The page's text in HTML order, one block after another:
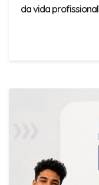
da vida profissional